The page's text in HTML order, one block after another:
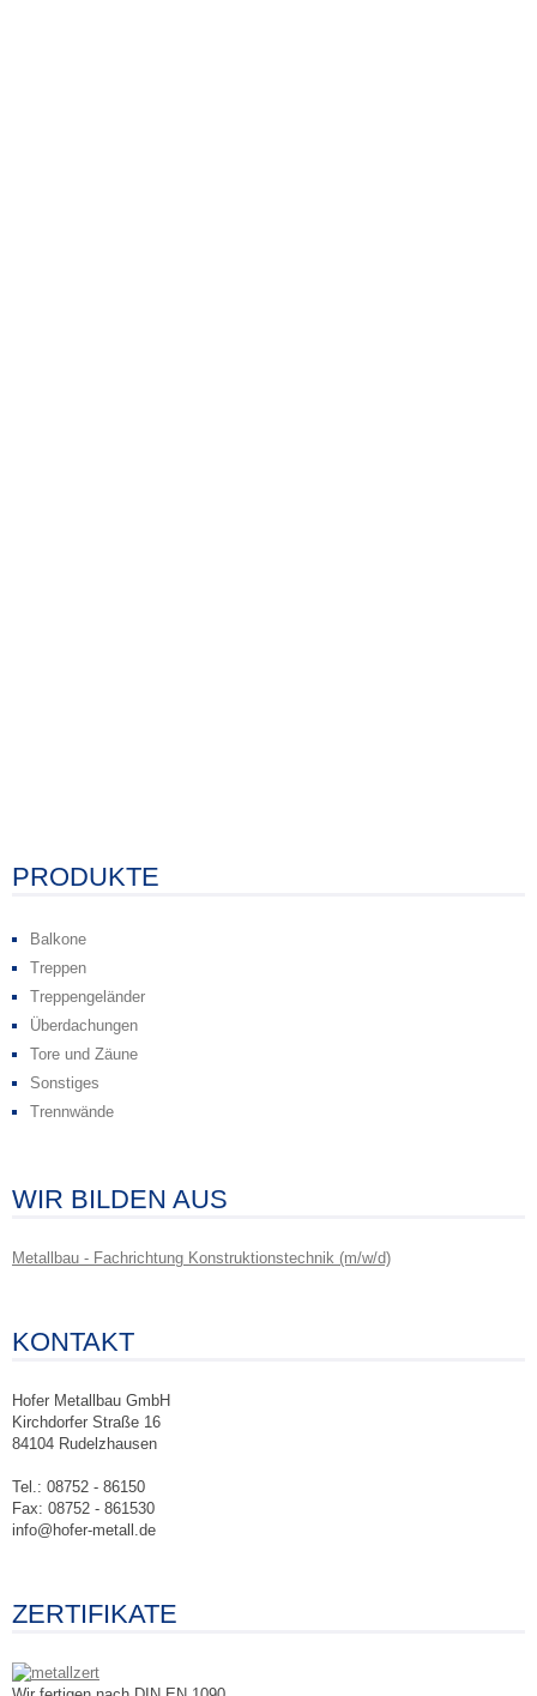
PRODUKTE
Balkone
Treppen
Treppengeländer
Überdachungen
Tore und Zäune
Sonstiges
Trennwände
WIR BILDEN AUS
Metallbau - Fachrichtung Konstruktionstechnik (m/w/d)
KONTAKT
Hofer Metallbau GmbH
Kirchdorfer Straße 16
84104 Rudelzhausen
Tel.: 08752 - 86150
Fax: 08752 - 861530
info@hofer-metall.de
ZERTIFIKATE